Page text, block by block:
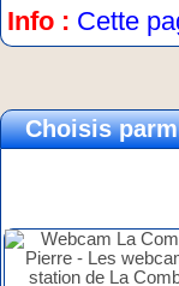
Info : Cette
Choisis